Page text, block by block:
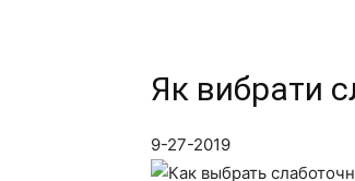
Як вибрати
9-27-2019